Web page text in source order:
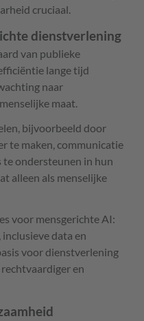
cruciaal.
dienstverlening
van publieke
lange tijd
naar
maat.
bijvoorbeeld door
te maken, communicatie
ondersteunen in hun
alleen als menselijke
voor mensgerichte AI:
data en
voor dienstverlening
en